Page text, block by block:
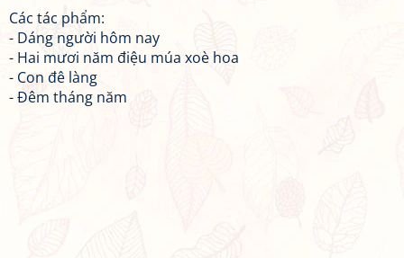
Các tác phẩm:
- Dáng người hôm nay
- Hai mươi năm điệu múa xoè hoa
- Con đê làng
- Đêm tháng năm